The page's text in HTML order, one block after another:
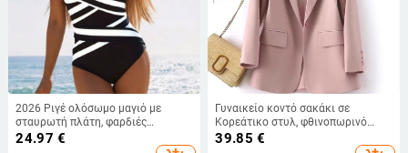
2026 Ριγέ ολόσωμο μαγιό με
σταυρωτή πλάτη, φαρδιές
τιράντες και επένδυση στήθους
24.97 €
Γυναικείο κοντό σακάκι σε
Κορεάτικο στυλ, φθινοπωρινό
2026, χαλαρή γραμμή για μικρού
μεγέθους, κατάλληλο για άνοιξη
39.85 €